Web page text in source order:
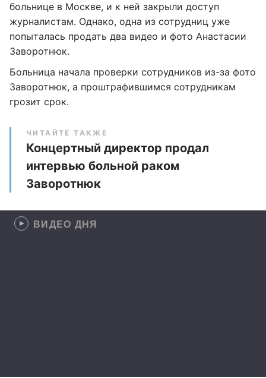
больнице в Москве, и к ней закрыли доступ
журналистам. Однако, одна из сотрудниц уже
попыталась продать два видео и фото Анастасии
Заворотнюк.
Больница начала проверки сотрудников из-за фото
Заворотнюк, а проштрафившимся сотрудникам
грозит срок.
ЧИТАЙТЕ ТАКЖЕ
Концертный директор продал
интервью больной раком
Заворотнюк
ВИДЕО ДНЯ